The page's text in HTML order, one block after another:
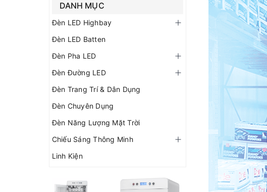
DANH MỤC
Đèn LED Highbay
Đèn LED Batten
Đèn Pha LED
Đèn Đường LED
Đèn Trang Trí & Dân Dụng
Đèn Chuyên Dụng
Đèn Năng Lượng Mặt Trời
Chiếu Sáng Thông Minh
Linh Kiện